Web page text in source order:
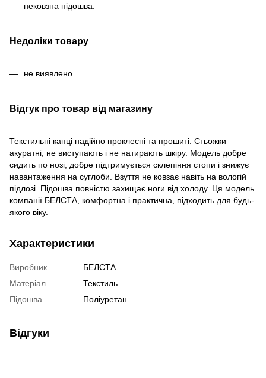
нековзна підошва.
Недоліки товару
не виявлено.
Відгук про товар від магазину
Текстильні капці надійно проклеєні та прошиті. Стьожки
акуратні, не виступають і не натирають шкіру. Модель добре
сидить по нозі, добре підтримується склепіння стопи і знижує
навантаження на суглоби. Взуття не ковзає навіть на вологій
підлозі. Підошва повністю захищає ноги від холоду. Ця модель
компанії БЕЛСТА, комфортна і практична, підходить для будь-
якого віку.
Характеристики
Виробник
БЕЛСТА
Матеріал
Текстиль
Підошва
Поліуретан
Відгуки